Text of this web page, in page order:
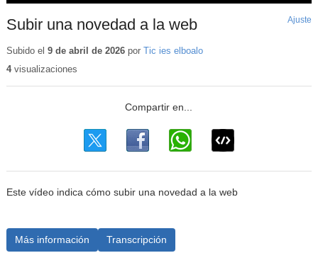
Subir una novedad a la web Ajuste
Subido el 9 de abril de 2026por Tic ies elboalo
4visualizaciones
Este vídeo indica cómo subir una novedad a la web
Más información Transcripción